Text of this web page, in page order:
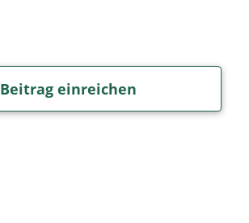
Beitrag einreichen